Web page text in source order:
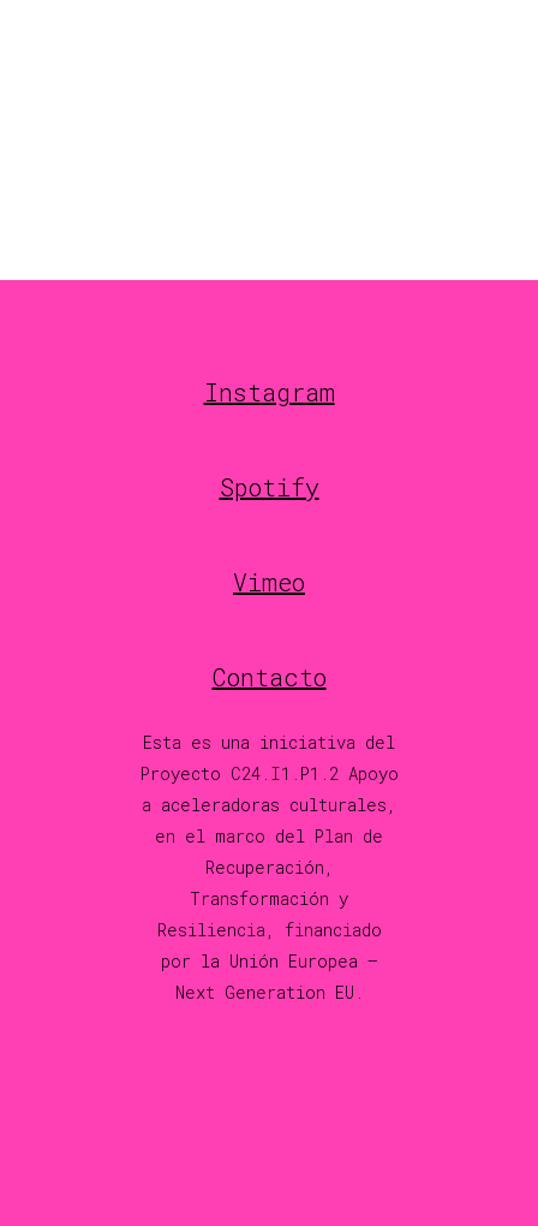
Instagram
Spotify
Vimeo
Contacto
Esta es una iniciativa del
Proyecto C24.I1.P1.2 Apoyo
a aceleradoras culturales,
en el marco del Plan de
Recuperación,
Transformación y
Resiliencia, financiado
por la Unión Europea –
Next Generation EU.